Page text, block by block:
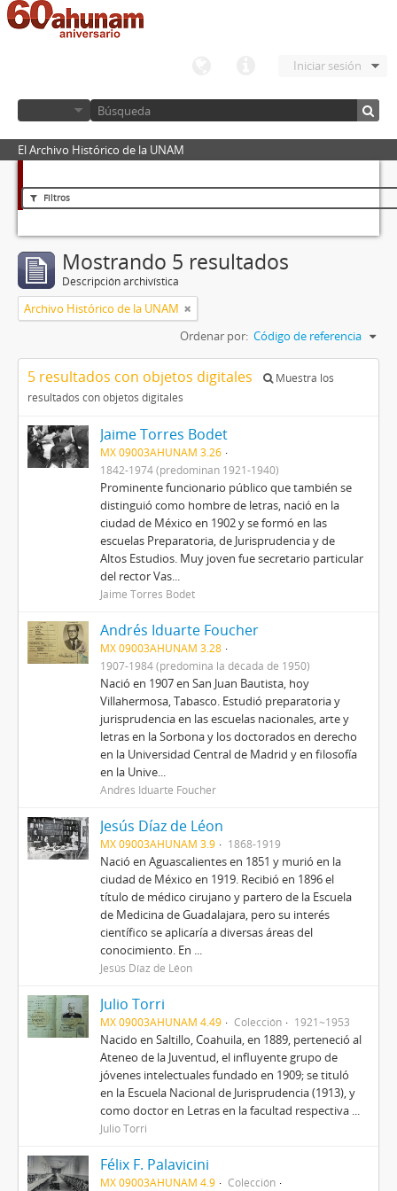
Iniciar sesión
El Archivo Histórico de la UNAM
Filtros
Mostrando 5 resultados
Descripción archivística
Archivo Histórico de la UNAM
Ordenar por: Código de referencia
5 resultados con objetos digitales
Muestra los
resultados con objetos digitales
Jaime Torres Bodet
MX 09003AHUNAM 3.26
1842-1974 (predominan 1921-1940)
Prominente funcionario público que también se
distinguió como hombre de letras, nació en la
ciudad de México en 1902 y se formó en las
escuelas Preparatoria, de Jurisprudencia y de
Altos Estudios. Muy joven fue secretario particular
del rector Vas...
Jaime Torres Bodet
Andrés Iduarte Foucher
MX 09003AHUNAM 3.28
1907-1984 (predomina la década de 1950)
Nació en 1907 en San Juan Bautista, hoy
Villahermosa, Tabasco. Estudió preparatoria y
jurisprudencia en las escuelas nacionales, arte y
letras en la Sorbona y los doctorados en derecho
en la Universidad Central de Madrid y en filosofía
en la Unive...
Andrés Iduarte Foucher
Jesús Díaz de Léon
MX 09003AHUNAM 3.9 1868-1919
Nació en Aguascalientes en 1851 y murió en la
ciudad de México en 1919. Recibió en 1896 el
título de médico cirujano y partero de la Escuela
de Medicina de Guadalajara, pero su interés
científico se aplicaría a diversas áreas del
conocimiento. En ...
Jesús Díaz de Léon
Julio Torri
MX 09003AHUNAM 4.49 Colección 1921~1953
Nacido en Saltillo, Coahuila, en 1889, perteneció al
Ateneo de la Juventud, el influyente grupo de
jóvenes intelectuales fundado en 1909; se tituló
en la Escuela Nacional de Jurisprudencia (1913), y
como doctor en Letras en la facultad respectiva ...
Julio Torri
Félix F. Palavicini
MX 09003AHUNAM 4.9 Colección